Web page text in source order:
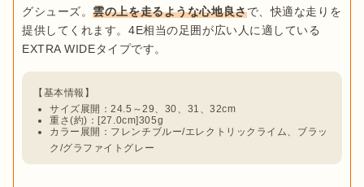
グシューズ。雲の上を走るような心地良さで、快適な走りを
提供してくれます。4E相当の足囲が広い人に適している
サイズ展開：24.5～29、30、31、32cm
重さ(約)：[27.0cm]305g
カラー展開：フレンチブルー/エレクトリックライム、ブラッ
ク/グラファイトグレー